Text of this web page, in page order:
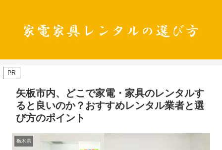
PR
矢板市内、どこで家電・家具のレンタルす
ると良いのか？おすすめレンタル業者と選
び方のポイント
栃木県